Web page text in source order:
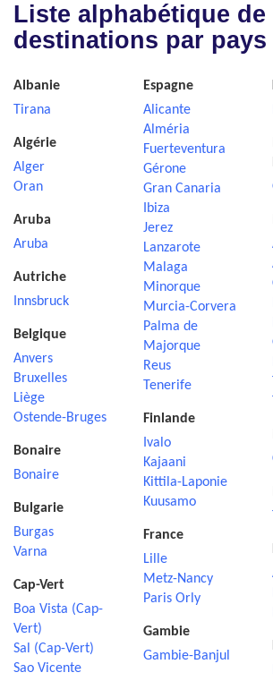
Liste alphabétique de
destinations par pays
Albanie
Tirana
Algérie
Alger
Oran
Aruba
Aruba
Autriche
Innsbruck
Belgique
Anvers
Bruxelles
Liège
Ostende-Bruges
Bonaire
Bonaire
Bulgarie
Burgas
Varna
Cap-Vert
Boa Vista (Cap-
Vert)
Sal (Cap-Vert)
Sao Vicente
Espagne
Alicante
Alméria
Fuerteventura
Gérone
Gran Canaria
Ibiza
Jerez
Lanzarote
Malaga
Minorque
Murcia-Corvera
Palma de
Majorque
Reus
Tenerife
Finlande
Ivalo
Kajaani
Kittila-Laponie
Kuusamo
France
Lille
Metz-Nancy
Paris Orly
Gambie
Gambie-Banjul